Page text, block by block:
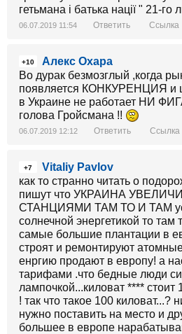
гетьмана і батька нації " 21-го
06.07.2019 11:54 Ответить Ссылка
+10
Алекс Охара
Во дурак безмозглый ,когда
появляется КОНКУРЕНЦИЯ и
в Украине не работает НИ
голова Гройсмана !!
06.07.2019 12:12 Ответить Ссылка
+7
Vitaliy Pavlov
как то странно читать о
пишут что УКРАИНА
СТАНЦИЯМИ ТАМ ТО И ТАМ
солнечной энергетикой то там
самые большие плантации в
строят и ремонтируют
енргию продают в европу! а
тарифами .что бедные люди
лампочкой...киловат **** стоит
! так что такое 100 киловат...?
нужно поставить на место и
большее в европе